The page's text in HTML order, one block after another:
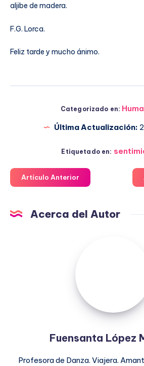
aljibe de madera.
F.G. Lorca.
Feliz tarde y mucho ánimo.
Categorizado en:
Última Actualización:
Etiquetado en:
Artículo Anterior
Acerca del Autor
Fuensanta López
Profesora de Danza. Viajera.